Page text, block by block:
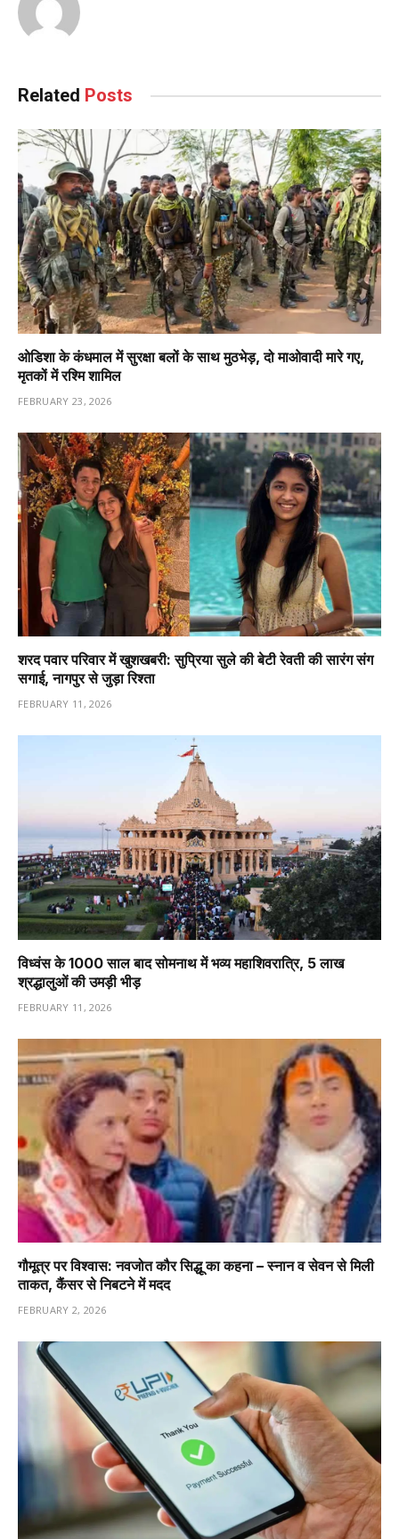
Related Posts
ओडिशा के कंधमाल में सुरक्षा बलों के साथ मुठभेड़, दो माओवादी मारे गए,
मृतकों में रश्मि शामिल
FEBRUARY 23, 2026
शरद पवार परिवार में खुशखबरी: सुप्रिया सुले की बेटी रेवती की सारंग संग
सगाई, नागपुर से जुड़ा रिश्ता
FEBRUARY 11, 2026
विध्वंस के 1000 साल बाद सोमनाथ में भव्य महाशिवरात्रि, 5 लाख
श्रद्धालुओं की उमड़ी भीड़
FEBRUARY 11, 2026
गौमूत्र पर विश्वास: नवजोत कौर सिद्धू का कहना – स्नान व सेवन से मिली
ताकत, कैंसर से निबटने में मदद
FEBRUARY 2, 2026